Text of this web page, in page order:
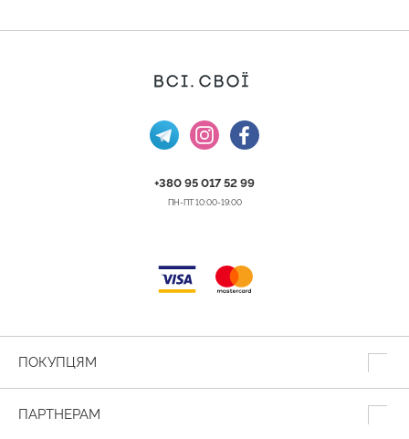
+380 95 017 52 99
ПН-ПТ 10:00-19:00
ПОКУПЦЯМ
ПАРТНЕРАМ